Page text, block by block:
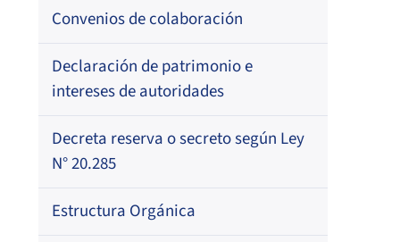
Por profesión
Regional
Regional
Por orden alfabético
Por profesión
Registro de Médicos Revisores de
Regional
Por orden alfabético
Por especialidad
Registro de Agentes de Ventas de
Registro Nacional de Prestadores
Circulares
Circulares internas
Resoluciones
Oficios Circulares
Para otros destinatarios
Circulares
Convenios de colaboración
Declaración de patrimonio e
intereses de autoridades
Decreta reserva o secreto según Ley
N° 20.285
Estructura Orgánica